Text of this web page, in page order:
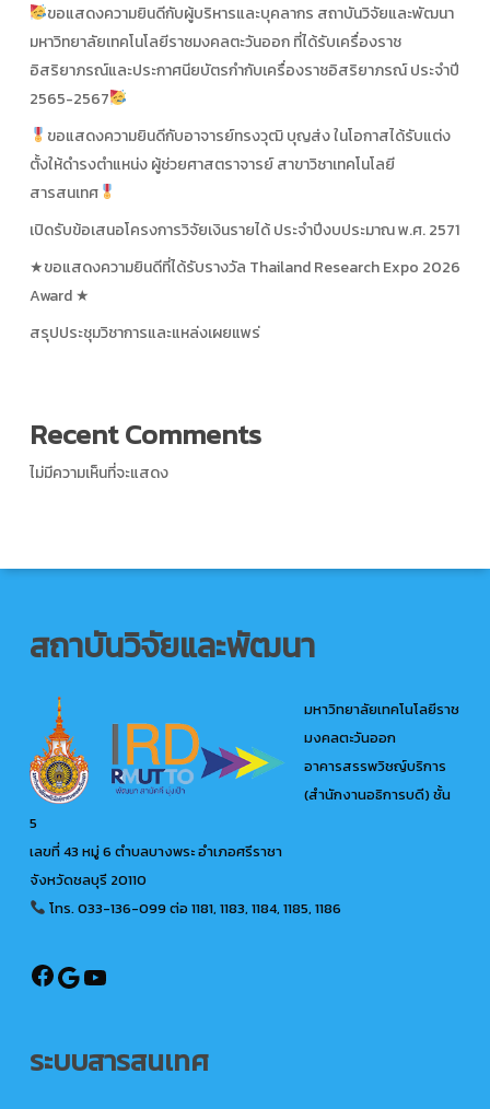
ขอแสดงความยินดีกับผู้บริหารและบุคลากร สถาบันวิจัยและพัฒนา
มหาวิทยาลัยเทคโนโลยีราชมงคลตะวันออก ที่ได้รับเครื่องราช
อิสริยาภรณ์และประกาศนียบัตรกำกับเครื่องราชอิสริยาภรณ์ ประจำปี
2565-2567
ขอแสดงความยินดีกับอาจารย์ทรงวุฒิ บุญส่ง ในโอกาสได้รับแต่ง
ตั้งให้ดำรงตำแหน่ง ผู้ช่วยศาสตราจารย์ สาขาวิชาเทคโนโลยี
สารสนเทศ
เปิดรับข้อเสนอโครงการวิจัยเงินรายได้ ประจำปีงบประมาณ พ.ศ. 2571
★ขอแสดงความยินดีที่ได้รับรางวัล Thailand Research Expo 2026
Award ★
สรุปประชุมวิชาการและแหล่งเผยแพร่
Recent Comments
ไม่มีความเห็นที่จะแสดง
สถาบันวิจัยและพัฒนา
มหาวิทยาลัยเทคโนโลยีราช
มงคลตะวันออก
อาคารสรรพวิชญ์บริการ
(สำนักงานอธิการบดี) ชั้น
5
เลขที่ 43 หมู่ 6 ตำบลบางพระ อำเภอศรีราชา
จังหวัดชลบุรี 20110
โทร. 033-136-099ต่อ 1181, 1183, 1184, 1185, 1186
@ird.rmutto
Google
ระบบสารสนเทศ